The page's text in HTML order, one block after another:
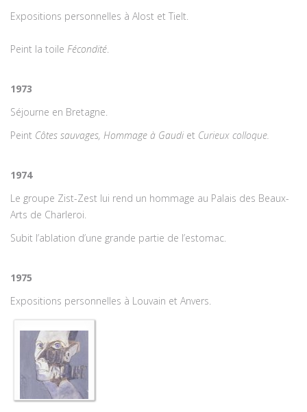
Expositions personnelles à Alost et Tielt.
Peint la toile Fécondité.
1973
Séjourne en Bretagne.
Peint Côtes sauvages, Hommage à Gaudi et Curieux colloque.
1974
Le groupe Zist-Zest lui rend un hommage au Palais des Beaux-
Arts de Charleroi.
Subit l’ablation d’une grande partie de l’estomac.
1975
Expositions personnelles à Louvain et Anvers.